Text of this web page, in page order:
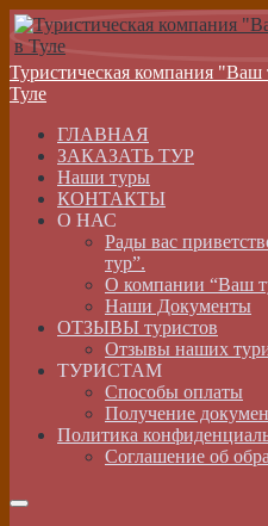
Туристическая компания
Туле
ГЛАВНАЯ
ЗАКАЗАТЬ ТУР
Наши туры
КОНТАКТЫ
О НАС
Рады вас
тур”.
О компании “Ваш
Наши Документы
ОТЗЫВЫ туристов
Отзывы наших
ТУРИСТАМ
Способы оплаты
Получение
Политика
Соглашение об